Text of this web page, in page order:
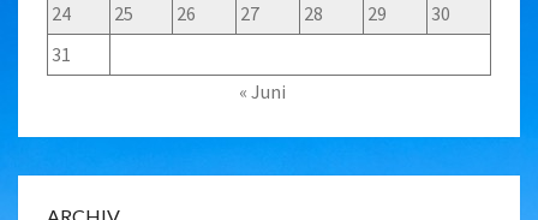
24
25 26 27 28 29
30
31
« Juni